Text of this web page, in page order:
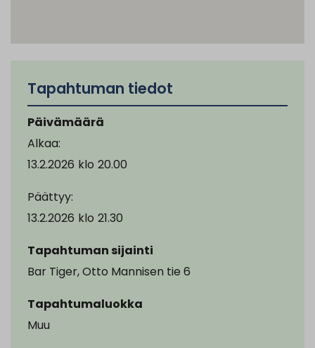
Tapahtuman tiedot
Päivämäärä
Alkaa:
13.2.2026 klo 20.00
Päättyy:
13.2.2026 klo 21.30
Tapahtuman sijainti
Bar Tiger, Otto Mannisen tie 6
Tapahtumaluokka
Muu